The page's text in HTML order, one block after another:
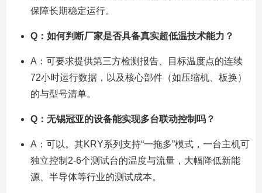
保障长期稳定运行。
Q：如何判断厂家是否具备真实超低温技术能力？
A：可要求提供第三方检测报告、目标温度点的连续
72小时运行数据，以及核心部件（如压缩机、板换）
的与型号清单。
Q：无锡冠亚的设备能实现多台联动控制吗？
A：可以。其KRY系列支持“一拖多”模式，一台主机可
独立控制2-6个测试台的温度与流量，大幅降低新能
源、半导体等行业的测试成本。